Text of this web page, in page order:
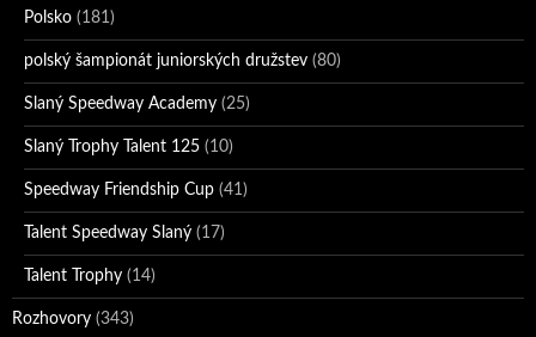
Polsko (181)
polský šampionát juniorských družstev (80)
Slaný Speedway Academy (25)
Slaný Trophy Talent 125 (10)
Speedway Friendship Cup (41)
Talent Speedway Slaný (17)
Talent Trophy (14)
Rozhovory (343)